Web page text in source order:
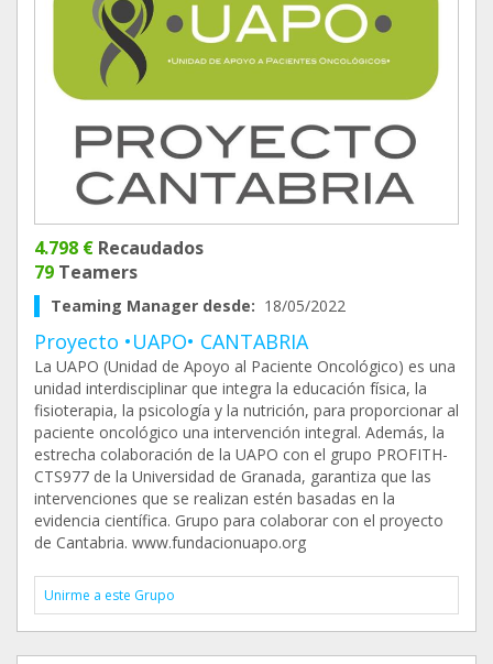
4.798 € Recaudados
79 Teamers
Teaming Manager desde: 18/05/2022
Proyecto •UAPO• CANTABRIA
La UAPO (Unidad de Apoyo al Paciente Oncológico) es una
unidad interdisciplinar que integra la educación física, la
fisioterapia, la psicología y la nutrición, para proporcionar al
paciente oncológico una intervención integral. Además, la
estrecha colaboración de la UAPO con el grupo PROFITH-
CTS977 de la Universidad de Granada, garantiza que las
intervenciones que se realizan estén basadas en la
evidencia científica. Grupo para colaborar con el proyecto
de Cantabria. www.fundacionuapo.org
Unirme a este Grupo